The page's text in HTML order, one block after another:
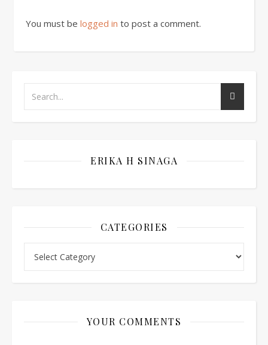
You must be logged in to post a comment.
ERIKA H SINAGA
CATEGORIES
YOUR COMMENTS